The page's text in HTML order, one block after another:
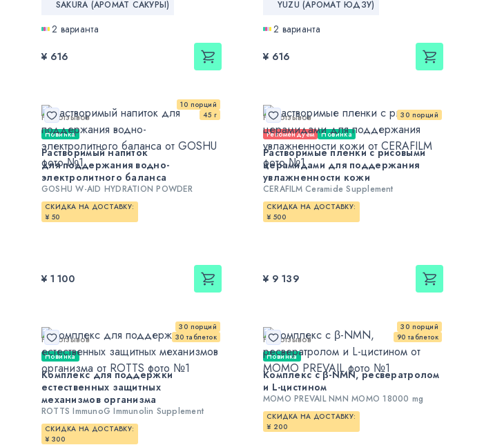
SAKURA (АРОМАТ САКУРЫ)
2 варианта
¥ 616
YUZU (АРОМАТ ЮДЗУ)
2 варианта
¥ 616
10 порций
45 г
Нет отзывов
Новинка
Растворимый напиток
для поддержания водно-
электролитного баланса
GOSHU W-AID HYDRATION POWDER
СКИДКА НА ДОСТАВКУ:
¥ 50
¥ 1 100
30 порций
Нет отзывов
Рекомендуем Новинка
Растворимые пленки с рисовыми
церамидами для поддержания
увлажненности кожи
CERAFILM Ceramide Supplement
СКИДКА НА ДОСТАВКУ:
¥ 500
¥ 9 139
30 порций
30 таблеток
Нет отзывов
Новинка
Комплекс для поддержки
естественных защитных
механизмов организма
ROTTS ImmunoG Immunolin Supplement
СКИДКА НА ДОСТАВКУ:
¥ 300
30 порций
90 таблеток
Нет отзывов
Новинка
Комплекс с β-NMN, ресвератролом
и L-цистином
MOMO PREVAIL NMN MOMO 18000 mg
СКИДКА НА ДОСТАВКУ:
¥ 200